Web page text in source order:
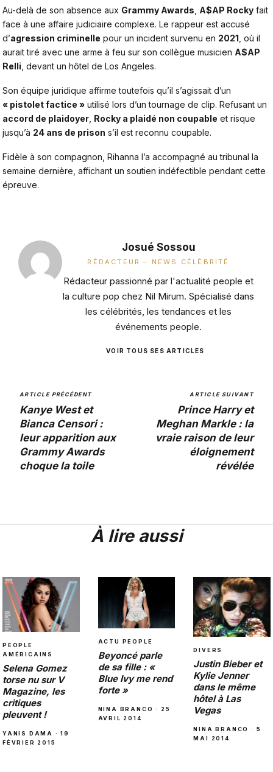
Au-delà de son absence aux Grammy Awards A$AP Rocky fait
face à une affaire judiciaire complexe. Le rappeur est accusé
d’agression criminelle pour un incident survenu en 2021 , où il
aurait tiré avec une arme à feu sur son collègue musicien A$AP
Relli , devant un hôtel de Los Angeles.
Son équipe juridique affirme toutefois qu’il s’agissait d’un
« pistolet factice » utilisé lors d’un tournage de clip. Refusant un
accord de plaidoyer Rocky a plaidé non coupable et risque
jusqu’à 24 ans de prison s’il est reconnu coupable.
Fidèle à son compagnon, Rihanna l’a accompagné au tribunal la
semaine dernière, affichant un soutien indéfectible pendant cette
épreuve.
Josué Sossou
RÉDACTEUR – NEWS CÉLÉBRITÉ
Rédacteur passionné par l'actualité people et
la culture pop chez Nil Mirum. Spécialisé dans
les célébrités, les tendances et les
événements people.
VOIR TOUS SES ARTICLES
ARTICLE PRÉCÉDENT
Kanye West et
Bianca Censori :
leur apparition aux
Grammy Awards
choque la toile
ARTICLE SUIVANT
Prince Harry et
Meghan Markle : la
vraie raison de leur
éloignement
révélée
À lire aussi
PEOPLE
AMÉRICAINS
Selena Gomez
torse nu sur V
Magazine, les
critiques
pleuvent !
YANIS DAMA · 19
FÉVRIER 2015
ACTU PEOPLE
Beyoncé parle
de sa fille : «
Blue Ivy me rend
forte »
NINA BRANCO · 25
AVRIL 2014
DIVERS
Justin Bieber et
Kylie Jenner
dans le même
hôtel à Las
Vegas
NINA BRANCO · 5
MAI 2014